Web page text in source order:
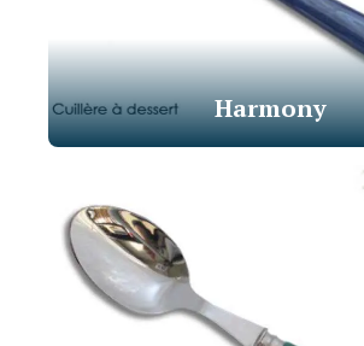
Harmony